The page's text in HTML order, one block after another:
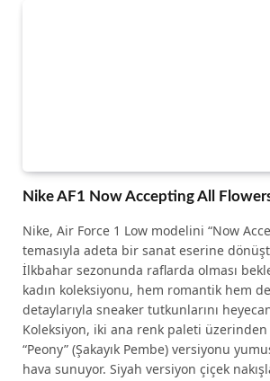
Nike AF1 Now Accepting All
Nike, Air Force 1 Low modelini “Now
temasıyla adeta bir sanat eserine
İlkbahar sezonunda raflarda olması
kadın koleksiyonu, hem romantik hem
detaylarıyla sneaker tutkunlarını
Koleksiyon, iki ana renk paleti üzerinden
“Peony” (Şakayık Pembe) versiyonu
hava sunuyor. Siyah versiyon çiçek